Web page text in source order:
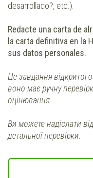
desarrollado?, etc.).
Redacte una carta de
la carta definitiva en la
sus datos personales.
Це завдання
воно має ручну
оцінювання.
Ви можете надіслати
детальної перевірки.